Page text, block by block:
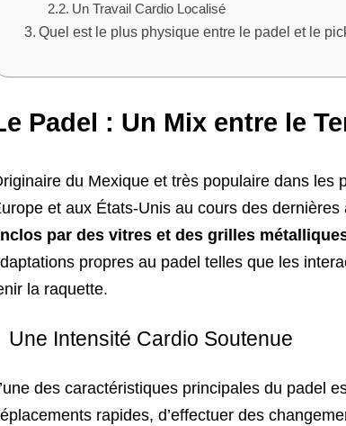
Un Travail Cardio Localisé
Quel est le plus physique entre le padel et le
Padel : Un Mix entre le
du Mexique et très populaire dans les
et aux États-Unis au cours des
par des vitres et des grilles
propres au padel telles que les
la raquette.
Une Intensité Cardio Soutenue
des caractéristiques principales du padel
rapides, d’effectuer des